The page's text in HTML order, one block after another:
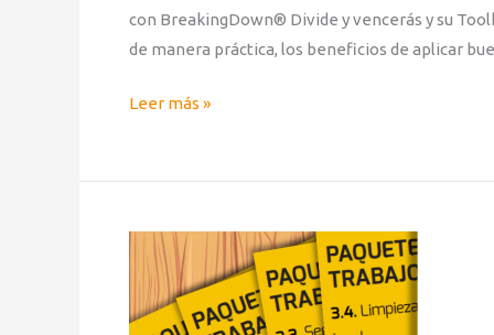
con BreakingDown® Divide y vencerás y su
de manera práctica, los beneficios de aplicar
Leer más »
Aprendizaje
Lúdico
con